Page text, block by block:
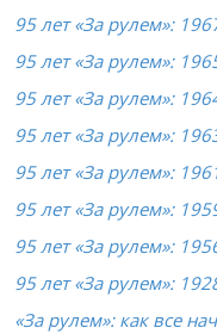
95 лет «За рулем»:
95 лет «За рулем»:
95 лет «За рулем»:
95 лет «За рулем»:
95 лет «За рулем»:
95 лет «За рулем»:
95 лет «За рулем»:
95 лет «За рулем»:
«За рулем»: как все